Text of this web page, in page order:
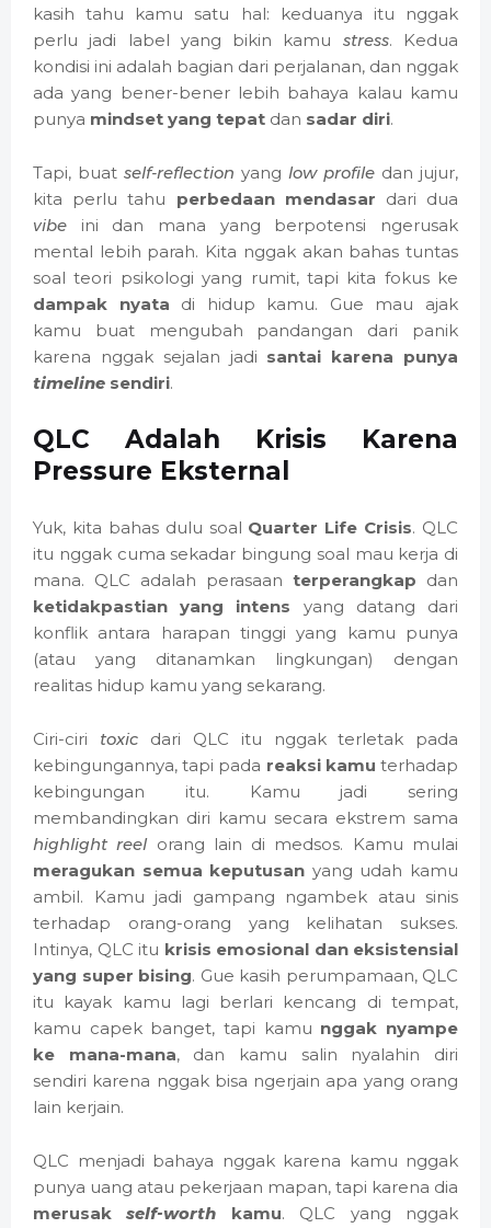
kasih tahu kamu satu hal: keduanya itu nggak
perlu jadi label yang bikin kamu stress. Kedua
kondisi ini adalah bagian dari perjalanan, dan nggak
ada yang bener-bener lebih bahaya kalau kamu
punya mindset yang tepat dan sadar diri.
Tapi, buat self-reflection yang low profile dan jujur,
kita perlu tahu perbedaan mendasar dari dua
vibe ini dan mana yang berpotensi ngerusak
mental lebih parah. Kita nggak akan bahas tuntas
soal teori psikologi yang rumit, tapi kita fokus ke
dampak nyata di hidup kamu. Gue mau ajak
kamu buat mengubah pandangan dari panik
karena nggak sejalan jadi santai karena punya
timeline sendiri.
QLC Adalah Krisis Karena
Pressure Eksternal
Yuk, kita bahas dulu soal Quarter Life Crisis. QLC
itu nggak cuma sekadar bingung soal mau kerja di
mana. QLC adalah perasaan terperangkap dan
ketidakpastian yang intens yang datang dari
konflik antara harapan tinggi yang kamu punya
(atau yang ditanamkan lingkungan) dengan
realitas hidup kamu yang sekarang.
Ciri-ciri toxic dari QLC itu nggak terletak pada
kebingungannya, tapi pada reaksi kamu terhadap
kebingungan itu. Kamu jadi sering
membandingkan diri kamu secara ekstrem sama
highlight reelorang lain di medsos. Kamu mulai
meragukan semua keputusan yang udah kamu
ambil. Kamu jadi gampang ngambek atau sinis
terhadap orang-orang yang kelihatan sukses.
Intinya, QLC itu krisis emosional dan eksistensial
yang super bising. Gue kasih perumpamaan, QLC
itu kayak kamu lagi berlari kencang di tempat,
kamu capek banget, tapi kamu nggak nyampe
ke mana-mana, dan kamu salin nyalahin diri
sendiri karena nggak bisa ngerjain apa yang orang
lain kerjain.
QLC menjadi bahaya nggak karena kamu nggak
punya uang atau pekerjaan mapan, tapi karena dia
merusakself-worth kamu. QLC yang nggak